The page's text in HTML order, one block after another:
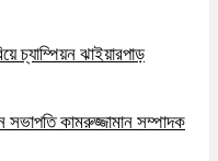
চ্যাম্পিয়ন ঝাইয়ারপাড়
সভাপতি কামরুজ্জামান সম্পাদক